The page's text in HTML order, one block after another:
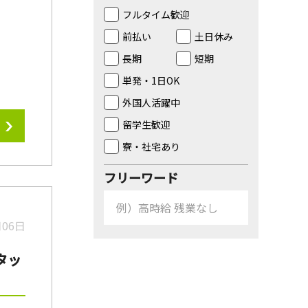
日
ッ
フルタイム歓迎
前払い
土日休み
長期
短期
単発・1日OK
外国人活躍中
留学生歓迎
寮・社宅あり
フリーワード